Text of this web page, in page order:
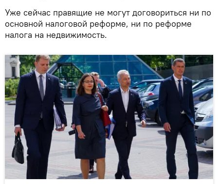
Уже сейчас правящие не могут договориться ни по
основной налоговой реформе, ни по реформе
налога на недвижимость.